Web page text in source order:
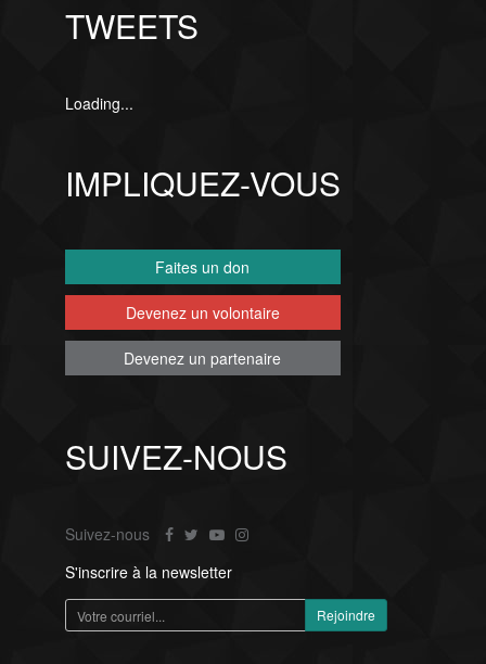
TWEETS
Loading...
IMPLIQUEZ-VOUS
Faites un don
Devenez un volontaire
Devenez un partenaire
SUIVEZ-NOUS
Suivez-nous
S'inscrire à la newsletter